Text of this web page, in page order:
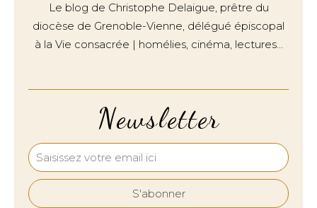
Newsletter
Le blog de Christophe Delaigue, prêtre du
diocèse de Grenoble-Vienne, délégué épiscopal
à la Vie consacrée | homélies, cinéma, lectures…